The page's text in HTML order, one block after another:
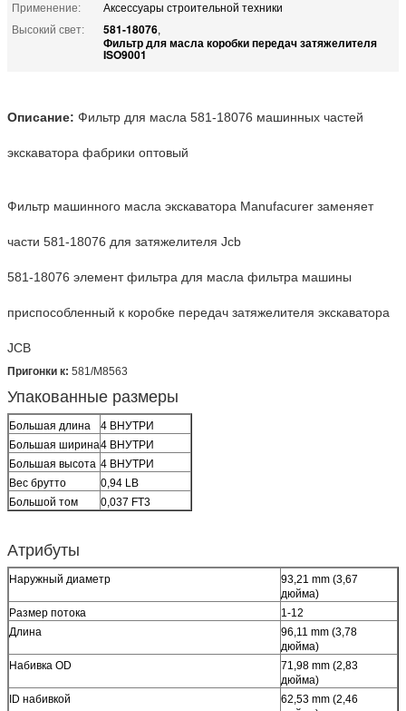
Применение:
Аксессуары строительной техники
Высокий свет:
581-18076,
Фильтр для масла коробки передач затяжелителя
ISO9001
Описание: Фильтр для масла 581-18076 машинных частей
экскаватора фабрики оптовый
Фильтр машинного масла экскаватора Manufacurer заменяет
части 581-18076 для затяжелителя Jcb
581-18076 элемент фильтра для масла фильтра машины
приспособленный к коробке передач затяжелителя экскаватора
JCB
Пригонки к: 581/M8563
Упакованные размеры
Большая длина
4 ВНУТРИ
Большая ширина4 ВНУТРИ
Большая высота 4 ВНУТРИ
Вес брутто
0,94 LB
Большой том
0,037 FT3
Атрибуты
Наружный диаметр
93,21 mm (3,67
дюйма)
Размер потока
1-12
Длина
96,11 mm (3,78
дюйма)
Набивка OD
71,98 mm (2,83
дюйма)
ID набивкой
62,53 mm (2,46